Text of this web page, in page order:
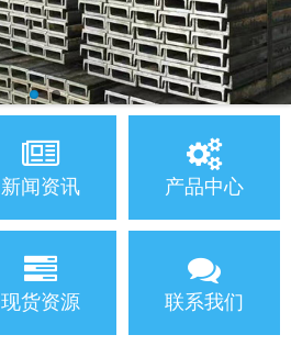
新闻资讯 产品中心
现货资源 联系我们